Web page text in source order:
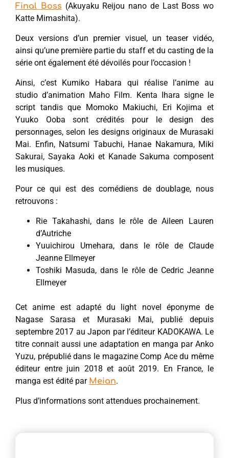
Final Boss (Akuyaku Reijou nano de Last Boss wo
Katte Mimashita).
Deux versions d’un premier visuel, un teaser vidéo,
ainsi qu’une première partie du staff et du casting de la
série ont également été dévoilés pour l’occasion !
Ainsi, c’est Kumiko Habara qui réalise l’anime au
studio d’animation Maho Film. Kenta Ihara signe le
script tandis que Momoko Makiuchi, Eri Kojima et
Yuuko Ooba sont crédités pour le design des
personnages, selon les designs originaux de Murasaki
Mai. Enfin, Natsumi Tabuchi, Hanae Nakamura, Miki
Sakurai, Sayaka Aoki et Kanade Sakuma composent
les musiques.
Pour ce qui est des comédiens de doublage, nous
retrouvons :
Rie Takahashi, dans le rôle de Aileen Lauren
d’Autriche
Yuuichirou Umehara, dans le rôle de Claude
Jeanne Ellmeyer
Toshiki Masuda, dans le rôle de Cedric Jeanne
Ellmeyer
Cet anime est adapté du light novel éponyme de
Nagase Sarasa et Murasaki Mai, publié depuis
septembre 2017 au Japon par l’éditeur KADOKAWA. Le
titre connait aussi une adaptation en manga par Anko
Yuzu, prépublié dans le magazine Comp Ace du même
éditeur entre juin 2018 et août 2019. En France, le
manga est édité par Meian.
Plus d’informations sont attendues prochainement.